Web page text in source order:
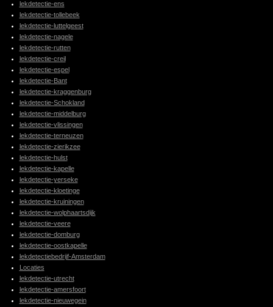
lekdetectie-ens
lekdetectie-tollebeek
lekdetectie-luttelgeest
lekdetectie-nagele
lekdetectie-rutten
lekdetectie-creil
lekdetectie-espel
lekdetectie-Bant
lekdetectie-kraggenburg
lekdetectie-Schokland
lekdetectie-middelburg
lekdetectie-vlissingen
lekdetectie-terneuzen
lekdetectie-zierikzee
lekdetectie-hulst
lekdetectie-kapelle
lekdetectie-yerseke
lekdetectie-kloetinge
lekdetectie-kruiningen
lekdetectie-wolphaartsdijk
lekdetectie-veere
lekdetectie-domburg
lekdetectie-oostkapelle
lekdetectiebedrijf-Amsterdam
Locaties
lekdetectie-utrecht
lekdetectie-amersfoort
lekdetectie-nieuwegein